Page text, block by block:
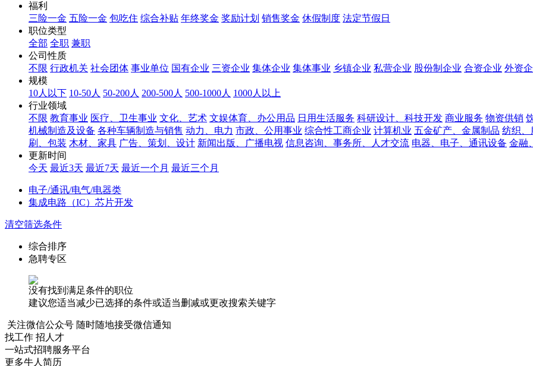
福利
三险一金 五险一金 包吃住 综合补贴 年终奖金 奖励计划 销售奖金 休假制度 法定节假日
职位类型
全部 全职 兼职
公司性质
不限 行政机关 社会团体 事业单位 国有企业 三资企业 集体企业 集体事业 乡镇企业 私营企业 股份制企业 合资企业 外资
规模
10人以下 10-50人 50-200人 200-500人 500-1000人 1000人以上
行业领域
不限 教育事业 医疗、卫生事业 文化、艺术 文娱体育、办公用品 日用生活服务 科研设计、科技开发 商业服务 物资供销
机械制造及设备 各种车辆制造与销售 动力、电力 市政、公用事业 综合性工商企业 计算机业 五金矿产、金属制品 纺织、
刷、包装 木材、家具 广告、策划、设计 新闻出版、广播电视 信息咨询、事务所、人才交流 电器、电子、通讯设备 金融
更新时间
今天 最近3天 最近7天 最近一个月 最近三个月
电子/通讯/电气/电器类
集成电路（IC）芯片开发
清空筛选条件
综合排序
急聘专区
没有找到满足条件的职位
建议您适当减少已选择的条件或适当删减或更改搜索关键字
关注微信公众号 随时随地接受微信通知
找工作 招人才
一站式招聘服务平台
更多牛人简历